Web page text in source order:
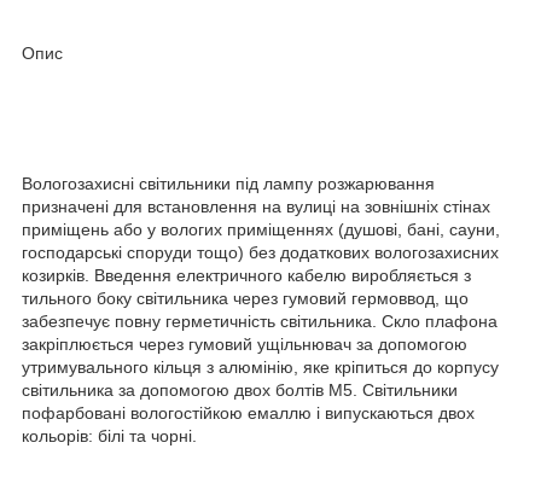
Опис
Вологозахисні світильники під лампу розжарювання
призначені для встановлення на вулиці на зовнішніх стінах
приміщень або у вологих приміщеннях (душові, бані, сауни,
господарські споруди тощо) без додаткових вологозахисних
козирків. Введення електричного кабелю виробляється з
тильного боку світильника через гумовий гермоввод, що
забезпечує повну герметичність світильника. Скло плафона
закріплюється через гумовий ущільнювач за допомогою
утримувального кільця з алюмінію, яке кріпиться до корпусу
світильника за допомогою двох болтів М5. Світильники
пофарбовані вологостійкою емаллю і випускаються двох
кольорів: білі та чорні.